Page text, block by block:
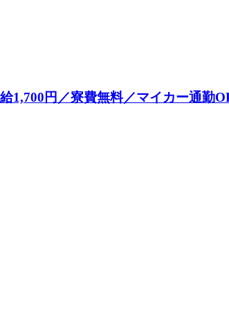
1,700円／寮費無料／マイカー通勤